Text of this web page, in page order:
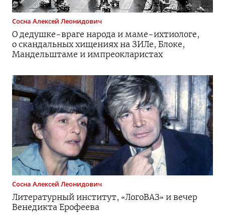
Сосна Алексей Леонидович
О дедушке-враге народа и маме-ихтиологе,
о скандальных хищениях на ЗИЛе, Блоке,
Мандельштаме и импреокларистах
Сосна Алексей Леонидович
Литературный институт, «ЛогоВАЗ» и вечер
Венедикта Ерофеева